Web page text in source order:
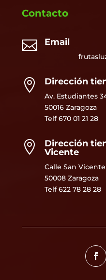
Contacto
 Email
 Dirección
Av. Estudiantes
50016 Zaragoza
Telf670 01 21 28

Dirección
Vicente
Calle San
50008 Zaragoza
Telf 622 78 28 28